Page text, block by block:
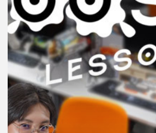
เพล
ย์
ลิ
สต์
ของ
คุณ
เพลง